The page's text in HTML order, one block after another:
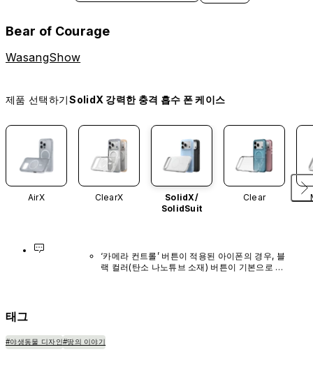
Bear of Courage
WasangShow
제품 선택하기SolidX 강력한 충격 흡수 폰 케이스
AirX ClearX
SolidX/
SolidSuit
Clear
‘카메라 컨트롤’ 버튼이 적용된 아이폰의 경우, 블
랙 컬러(탄소 나노튜브 소재) 버튼이 기본으로 장
태그
#야생동물 디자인#땅의 이야기